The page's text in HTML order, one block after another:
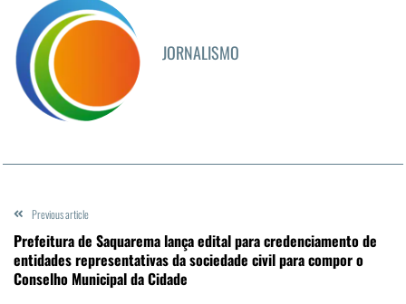
JORNALISMO
Previous article
Prefeitura de Saquarema lança edital para credenciamento de
entidades representativas da sociedade civil para compor o
Conselho Municipal da Cidade